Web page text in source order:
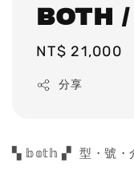
BOTH
Regular
NT$ 21,000
分享
▚ 𝕓𝕠𝕥𝕙 ▞ 型・號・